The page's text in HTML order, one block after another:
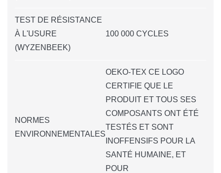
TEST DE RÉSISTANCE
À L'USURE
(WYZENBEEK)
100 000 CYCLES
NORMES
ENVIRONNEMENTALES
OEKO-TEX CE LOGO
CERTIFIE QUE LE
PRODUIT ET TOUS SES
COMPOSANTS ONT ÉTÉ
TESTÉS ET SONT
INOFFENSIFS POUR LA
SANTÉ HUMAINE, ET
POUR